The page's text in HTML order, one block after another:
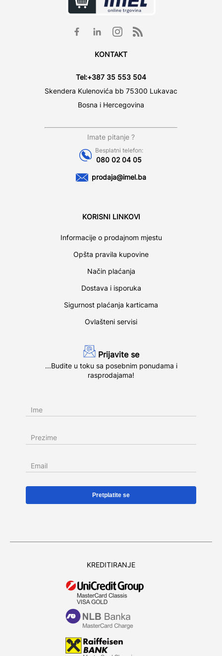
KONTAKT
Tel:+387 35 553 504
Skendera Kulenovića bb 75300 Lukavac
Bosna i Hercegovina
Imate pitanje ?
Besplatni telefon:
080 02 04 05
prodaja@imel.ba
KORISNI LINKOVI
Informacije o prodajnom mjestu
Opšta pravila kupovine
Način plaćanja
Dostava i isporuka
Sigurnost plaćanja karticama
Ovlašteni servisi
Prijavite se
...Budite u toku sa posebnim ponudama i
rasprodajama!
Ime
Prezime
Email
KREDITIRANJE